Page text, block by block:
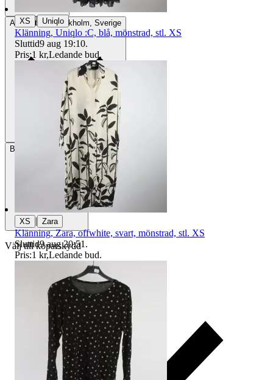
AvhämtningStockholm, Sverige
Betalning Via Tradera
Välj till köparskydd
XS | Uniqlo
Klänning, Uniqlo :C, blå, mönstrad, stl. XS
Sluttid9 aug 19:10.
Pris:1 kr,Ledande bud.
XS | Zara
Klänning, Zara, offwhite, svart, mönstrad, stl. XS
Sluttid9 aug 20:51 .
Pris:1 kr,Ledande bud.